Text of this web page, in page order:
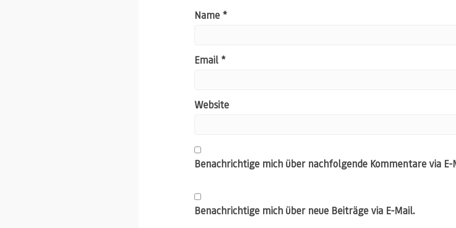
Name *
Email *
Website
Benachrichtige mich über nachfolgende Kommentare via E-
Benachrichtige mich über neue Beiträge via E-Mail.